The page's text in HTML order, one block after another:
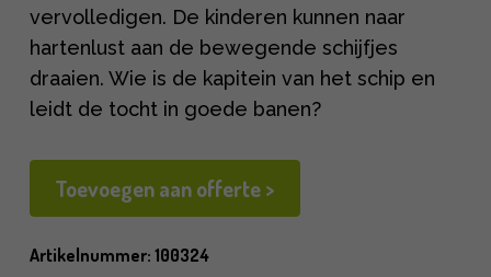
vervolledigen. De kinderen kunnen naar
hartenlust aan de bewegende schijfjes
draaien. Wie is de kapitein van het schip en
leidt de tocht in goede banen?
Toevoegen aan offerte >
Artikelnummer: 100324